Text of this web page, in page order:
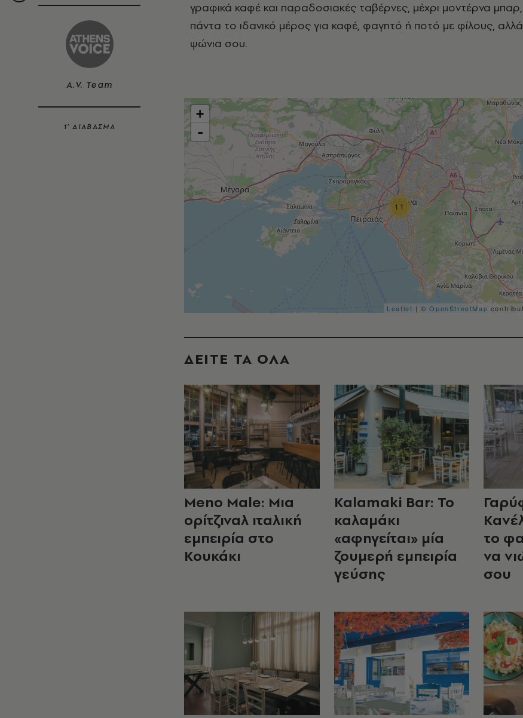
A.V. Team
1’ ΔΙΑΒΑΣΜΑ
γραφικά καφέ και παραδοσιακές ταβέρνες, μέχρι μοντέρνα
πάντα το ιδανικό μέρος για καφέ, φαγητό ή ποτό με φίλους, αλλά
ψώνια σου.
11
+
-
Leaflet | ©OpenStreetMap
ΔΕΙΤΕ ΤΑ ΟΛΑ
Meno Male: Μια
ορίτζιναλ ιταλική
εμπειρία στο
Κουκάκι
Kalamaki Bar: Το
καλαμάκι
«αφηγείται» μία
ζουμερή εμπειρία
γεύσης
το
να
σου